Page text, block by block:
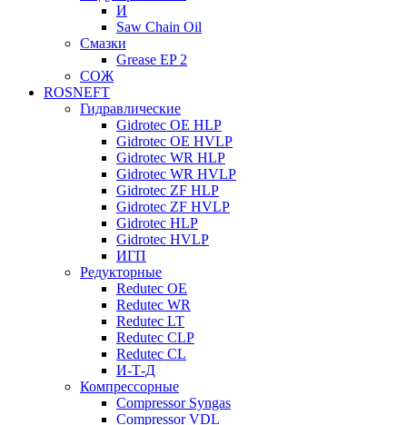
И
Saw Chain Oil
Смазки
Grease EP 2
СОЖ
ROSNEFT
Гидравлические
Gidrotec OE HLP
Gidrotec OE HVLP
Gidrotec WR HLP
Gidrotec WR HVLP
Gidrotec ZF HLP
Gidrotec ZF HVLP
Gidrotec HLP
Gidrotec HVLP
ИГП
Редукторные
Redutec OE
Redutec WR
Redutec LT
Redutec CLP
Redutec CL
И-Т-Д
Компрессорные
Compressor Syngas
Compressor VDL